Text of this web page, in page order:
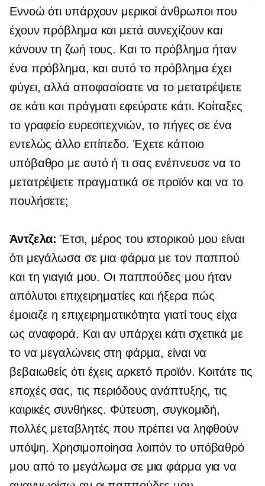
Εννοώ ότι υπάρχουν μερικοί άνθρωποι που
έχουν πρόβλημα και μετά συνεχίζουν και
κάνουν τη ζωή τους. Και το πρόβλημα ήταν
ένα πρόβλημα, και αυτό το πρόβλημα έχει
φύγει, αλλά αποφασίσατε να το μετατρέψετε
σε κάτι και πράγματι εφεύρατε κάτι. Κοίταξες
το γραφείο ευρεσιτεχνιών, το πήγες σε ένα
εντελώς άλλο επίπεδο. Έχετε κάποιο
υπόβαθρο με αυτό ή τι σας ενέπνευσε να το
μετατρέψετε πραγματικά σε προϊόν και να το
πουλήσετε;
Άντζελα: Έτσι, μέρος του ιστορικού μου είναι
ότι μεγάλωσα σε μια φάρμα με τον παππού
και τη γιαγιά μου. Οι παππούδες μου ήταν
απόλυτοι επιχειρηματίες και ήξερα πώς
έμοιαζε η επιχειρηματικότητα γιατί τους είχα
ως αναφορά. Και αν υπάρχει κάτι σχετικά με
το να μεγαλώνεις στη φάρμα, είναι να
βεβαιωθείς ότι έχεις αρκετό προϊόν. Κοιτάτε τις
εποχές σας, τις περιόδους ανάπτυξης, τις
καιρικές συνθήκες. Φύτευση, συγκομιδή,
πολλές μεταβλητές που πρέπει να ληφθούν
υπόψη. Χρησιμοποίησα λοιπόν το υπόβαθρό
μου από το μεγάλωμα σε μια φάρμα για να